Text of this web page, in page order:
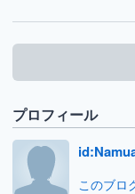
プロフィール
このブロ